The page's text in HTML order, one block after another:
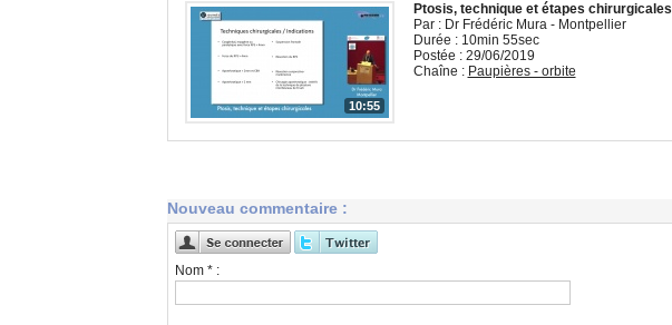
10:55
Ptosis, technique et étapes chirurgicales
Par : Dr Frédéric Mura - Montpellier
Durée : 10min 55sec
Postée : 29/06/2019
Chaîne : Paupières - orbite
Nouveau commentaire :
Nom * :